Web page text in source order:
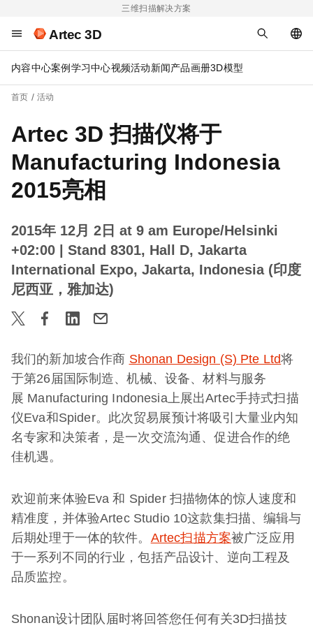
三维扫描解决方案
Artec 3D
内容中心案例 学习中心视频活动新闻产品画册3D模型
首页 活动
Artec 3D 扫描仪将于
Manufacturing Indonesia
2015亮相
2015年 12月 2日 at 9 am Europe/Helsinki
+02:00
| Stand 8301, Hall D, Jakarta
International Expo, Jakarta, Indonesia (印度
尼西亚，雅加达)
我们的新加坡合作商 Shonan Design (S) Pte Ltd将
于第26届国际制造、机械、设备、材料与服务
展 Manufacturing Indonesia上展出Artec手持式扫描
仪Eva和Spider。此次贸易展预计将吸引大量业内知
名专家和决策者，是一次交流沟通、促进合作的绝
佳机遇。
欢迎前来体验Eva 和 Spider 扫描物体的惊人速度和
精准度，并体验Artec Studio 10这款集扫描、编辑与
后期处理于一体的软件。 Artec扫描方案被广泛应用
于一系列不同的行业，包括产品设计、逆向工程及
品质监控。
Shonan设计团队届时将回答您任何有关3D扫描技